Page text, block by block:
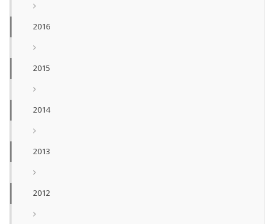
2016
2015
2014
2013
2012